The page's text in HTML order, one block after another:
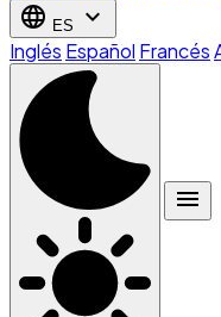
language ES expand_more
Inglés Español Francés
menu